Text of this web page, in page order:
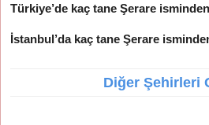
Türkiye’de kaç tane Şerare
İstanbul’da kaç tane Şerare
Diğer Şehirleri